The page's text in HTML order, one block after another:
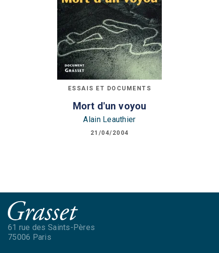
ESSAIS ET DOCUMENTS
Mort d'un voyou
Alain Leauthier
21/04/2004
61 rue des Saints-Pères
75006 Paris